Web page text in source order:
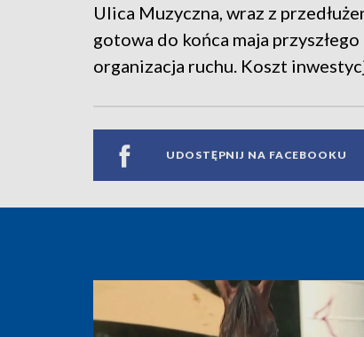
Ulica Muzyczna, wraz z
gotowa do końca maja
organizacja ruchu. Koszt
UDOSTĘPNIJ NA FACEBOOKU